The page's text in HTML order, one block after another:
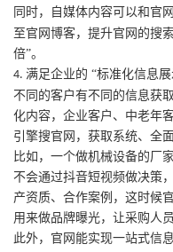
同时，自媒体内容可以和官网
至官网博客，提升官网的搜
倍”。
4. 满足企业的 “标准化信息
不同的客户有不同的信息获
化内容，企业客户、中老年
引擎搜官网，获取系统、全
比如，一个做机械设备的厂
不会通过抖音短视频做决策
产资质、合作案例，这时候
用来做品牌曝光，让采购人
此外，官网能实现一站式信